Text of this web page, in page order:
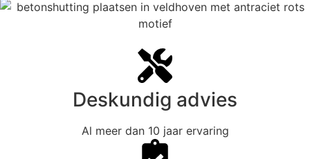
Deskundig advies
Al meer dan 10 jaar ervaring